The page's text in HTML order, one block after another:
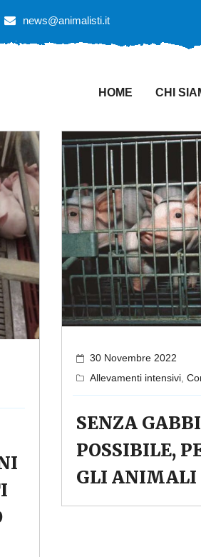
news@animalisti.it
HOME CHI
30 Novembre 2022
Allevamenti intensivi
SENZA
POSSIBILE,
GLI ANIMALI